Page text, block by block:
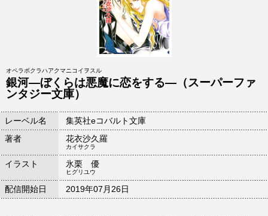
オペラボクラハアクマニコイヲスル
銀河―ぼくらは悪魔に恋をする―（スーパーファ
ンタジー文庫）
レーベル名
集英社eコバルト文庫
著者
花衣沙久羅
カイサクラ
イラスト 氷栗 優
ヒグリユウ
配信開始日 2019年07月26日